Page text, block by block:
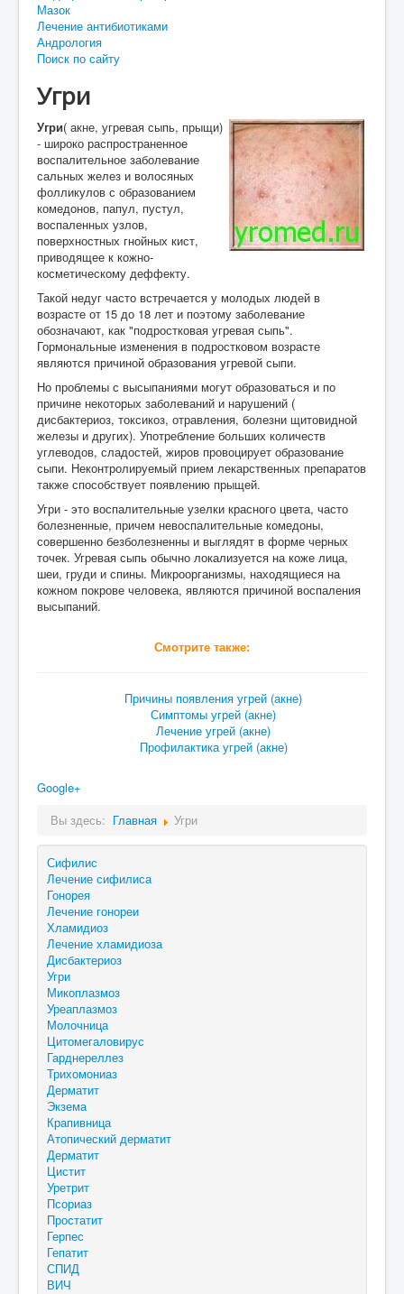
Мазок
Лечение антибиотиками
Андрология
Поиск по сайту
Угри
Угри( акне, угревая сыпь, прыщи)
- широко распространенное
воспалительное заболевание
сальных желез и волосяных
фолликулов с образованием
комедонов, папул, пустул,
воспаленных узлов,
поверхностных гнойных кист,
приводящее к кожно-
косметическому деффекту.
Такой недуг часто встречается у молодых людей в
возрасте от 15 до 18 лет и поэтому заболевание
обозначают, как "подростковая угревая сыпь".
Гормональные изменения в подростковом возрасте
являются причиной образования угревой сыпи.
Но проблемы с высыпаниями могут образоваться и по
причине некоторых заболеваний и нарушений (
дисбактериоз, токсикоз, отравления, болезни щитовидной
железы и других). Употребление больших количеств
углеводов, сладостей, жиров провоцирует образование
сыпи. Неконтролируемый прием лекарственных препаратов
также способствует появлению прыщей.
Угри - это воспалительные узелки красного цвета, часто
болезненные, причем невоспалительные комедоны,
совершенно безболезненны и выглядят в форме черных
точек. Угревая сыпь обычно локализуется на коже лица,
шеи, груди и спины. Микроорганизмы, находящиеся на
кожном покрове человека, являются причиной воспаления
высыпаний.
Смотрите также:
Причины появления угрей (акне)
Симптомы угрей (акне)
Лечение угрей (акне)
Профилактика угрей (акне)
Google+
Вы здесь: Главная Угри
Сифилис
Лечение сифилиса
Гонорея
Лечение гонореи
Хламидиоз
Лечение хламидиоза
Дисбактериоз
Угри
Микоплазмоз
Уреаплазмоз
Молочница
Цитомегаловирус
Гарднереллез
Трихомониаз
Дерматит
Экзема
Крапивница
Атопический дерматит
Дерматит
Цистит
Уретрит
Псориаз
Простатит
Герпес
Гепатит
СПИД
ВИЧ